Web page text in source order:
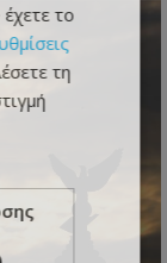
το
τη